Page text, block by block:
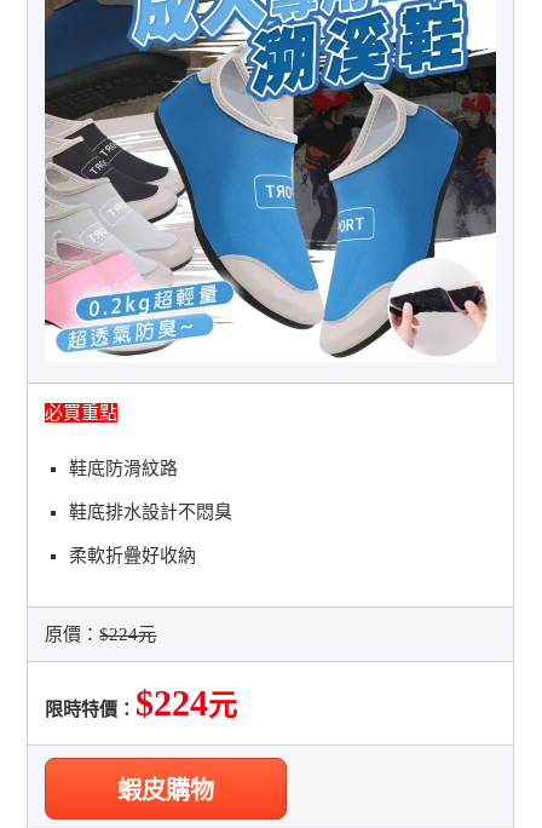
必買重點
鞋底防滑紋路
鞋底排水設計不悶臭
柔軟折疊好收納
原價：$224元
限時特價： $224元
蝦皮購物